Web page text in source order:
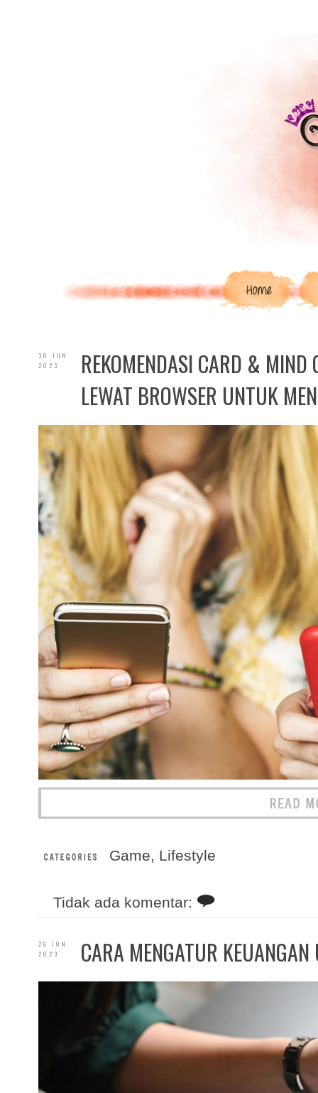
30 JUN
2023
REKOMENDASI CARD &
LEWAT BROWSER UNTUK
Game, Lifestyle
Tidak ada komentar:
26 JUN
2023
CARA MENGATUR